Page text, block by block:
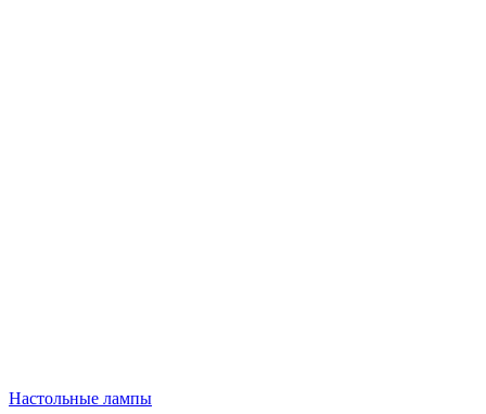
Настольные лампы